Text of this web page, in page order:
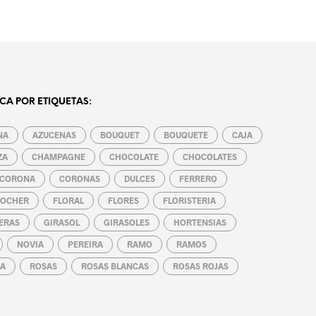
POR ETIQUETAS:
AZUCENAS BOUQUET BOUQUETE CAJA
CHAMPAGNE CHOCOLATE CHOCOLATES
CORONA CORONAS DULCES FERRERO
FLORAL FLORES FLORISTERIA
GIRASOL GIRASOLES HORTENSIAS
NOVIA PEREIRA RAMO RAMOS
ROSAS ROSAS BLANCAS ROSAS ROJAS